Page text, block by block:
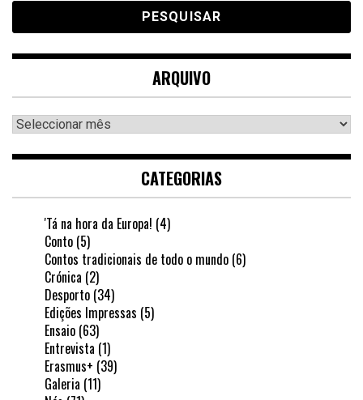
ARQUIVO
Arquivo
CATEGORIAS
'Tá na hora da Europa! (4)
Conto (5)
Contos tradicionais de todo o mundo (6)
Crónica (2)
Desporto (34)
Edições Impressas (5)
Ensaio (63)
Entrevista (1)
Erasmus+ (39)
Galeria (11)